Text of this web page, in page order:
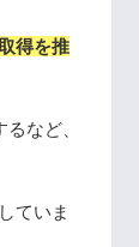
得を推
るなど、
ていま